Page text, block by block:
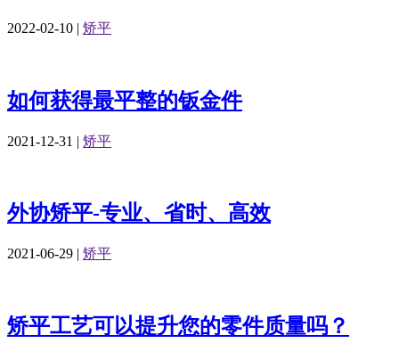
2022-02-10 | 矫平
如何获得最平整的钣金件
2021-12-31 | 矫平
外协矫平-专业、省时、高效
2021-06-29 | 矫平
矫平工艺可以提升您的零件质量吗？